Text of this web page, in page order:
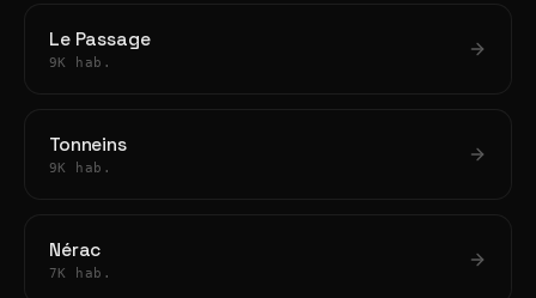
Le Passage
9K hab.
Tonneins
9K hab.
Nérac
7K hab.